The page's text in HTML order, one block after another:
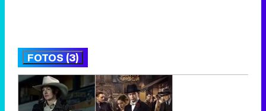
FOTOS (3)